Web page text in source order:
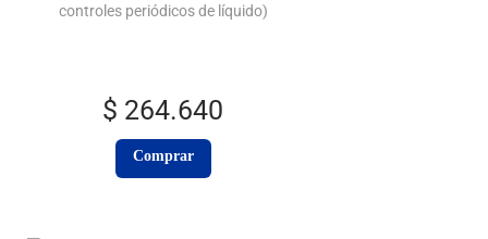
controles periódicos de líquido)
$ 264.640
Comprar